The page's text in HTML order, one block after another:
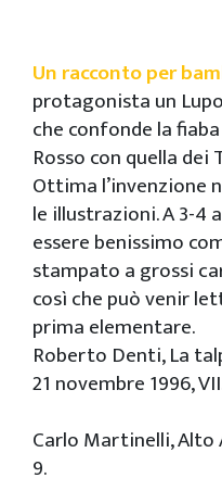
Un racconto per
protagonista un
che confonde la
Rosso con quella dei
Ottima l’invenzione
le illustrazioni. A 3-4
essere benissimo
stampato a grossi
così che può venir
prima elementare.
Roberto Denti, La
21 novembre 1996,
Carlo Martinelli, Alto
9.